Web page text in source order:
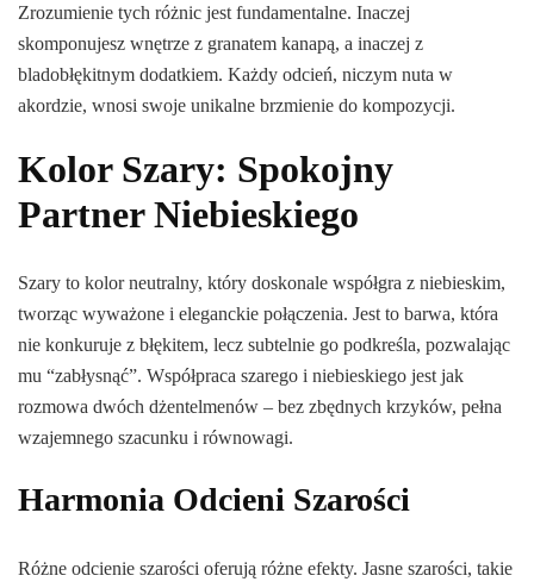
Zrozumienie tych różnic jest fundamentalne. Inaczej
skomponujesz wnętrze z granatem kanapą, a inaczej z
bladobłękitnym dodatkiem. Każdy odcień, niczym nuta w
akordzie, wnosi swoje unikalne brzmienie do kompozycji.
Kolor Szary: Spokojny
Partner Niebieskiego
Szary to kolor neutralny, który doskonale współgra z niebieskim,
tworząc wyważone i eleganckie połączenia. Jest to barwa, która
nie konkuruje z błękitem, lecz subtelnie go podkreśla, pozwalając
mu “zabłysnąć”. Współpraca szarego i niebieskiego jest jak
rozmowa dwóch dżentelmenów – bez zbędnych krzyków, pełna
wzajemnego szacunku i równowagi.
Harmonia Odcieni Szarości
Różne odcienie szarości oferują różne efekty. Jasne szarości, takie